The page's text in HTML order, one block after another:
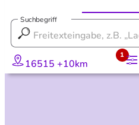
Suchbegriff
16515 +10km
1